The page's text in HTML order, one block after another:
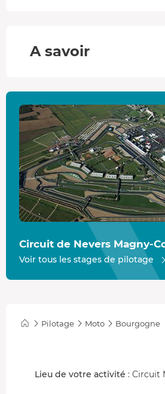
courbe de l'échangeur vous passez
A savoir
Circuit de Nevers Magny-
Voir tous les stages de pilotage
Pilotage Moto Bourgogne
Lieu de votre activité : Circuit